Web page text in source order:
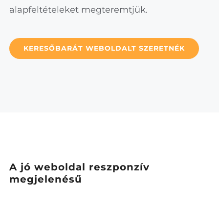
alapfeltételeket megteremtjük.
KERESŐBARÁT WEBOLDALT SZERETNÉK
A jó weboldal reszponzív
megjelenésű